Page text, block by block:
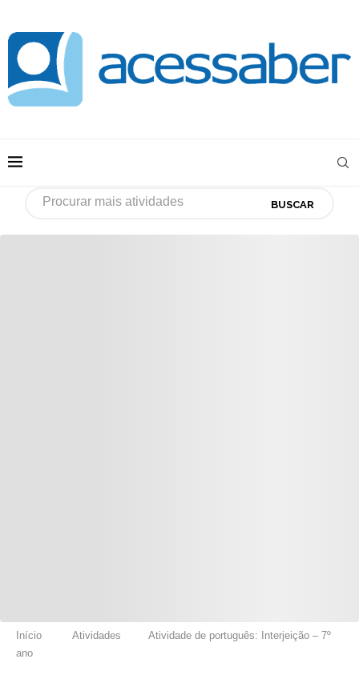
BUSCAR
Início Atividades
Atividade de português: Interjeição – 7º
ano